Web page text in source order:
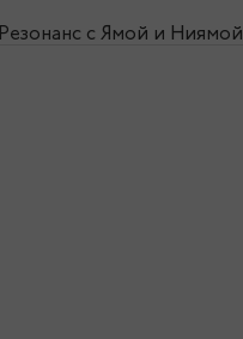
Резонанс с Ямой и Ниямой